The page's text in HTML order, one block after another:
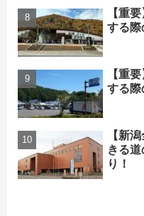
【重
する際
【重
する際
【新
きる
り！